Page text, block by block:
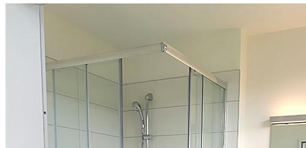
Dann los. Wir helfen dir gerne
weiter. Telefonisch oder per
Mail.
Melde dich